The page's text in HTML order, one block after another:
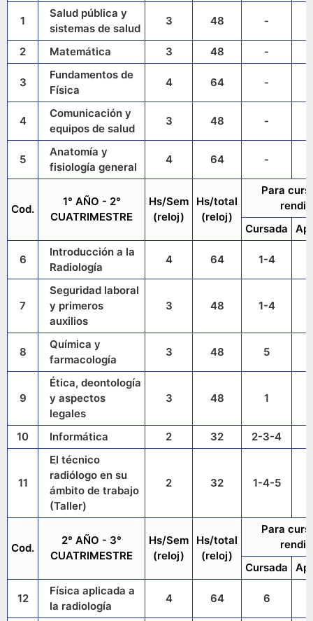
1
Salud pública y
sistemas de salud
3 48 -
2 Matemática 3 48 -
3
Fundamentos de
Física
4 64 -
4
Comunicación y
equipos de salud
3 48 -
5
Anatomía y
fisiología general
4 64 -
Cod.
1° AÑO - 2°
CUATRIMESTRE
Hs/Sem
(reloj)
Hs/total
(reloj)
Para
rendir
Cursada
6
Introducción a la
Radiología
4 64 1-4
7
Seguridad laboral
y primeros
auxilios
3 48 1-4
8
Química y
farmacología
3 48 5
9
Ética, deontología
y aspectos
legales
3 48 1
10 Informática 2 32 2-3-4
11
El técnico
radiólogo en su
ámbito de trabajo
(Taller)
2 32 1-4-5
Cod.
2° AÑO - 3°
CUATRIMESTRE
Hs/Sem
(reloj)
Hs/total
(reloj)
Para
rendir
Cursada
12
Física aplicada a
la radiología
4 64 6